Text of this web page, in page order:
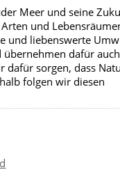
Meer und seine
und
und liebenswerte
übernehmen dafür auch
dafür sorgen, dass
folgen wir diesen